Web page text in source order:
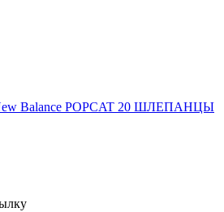
Balance POPCAT 20 ШЛЕПАНЦЫ